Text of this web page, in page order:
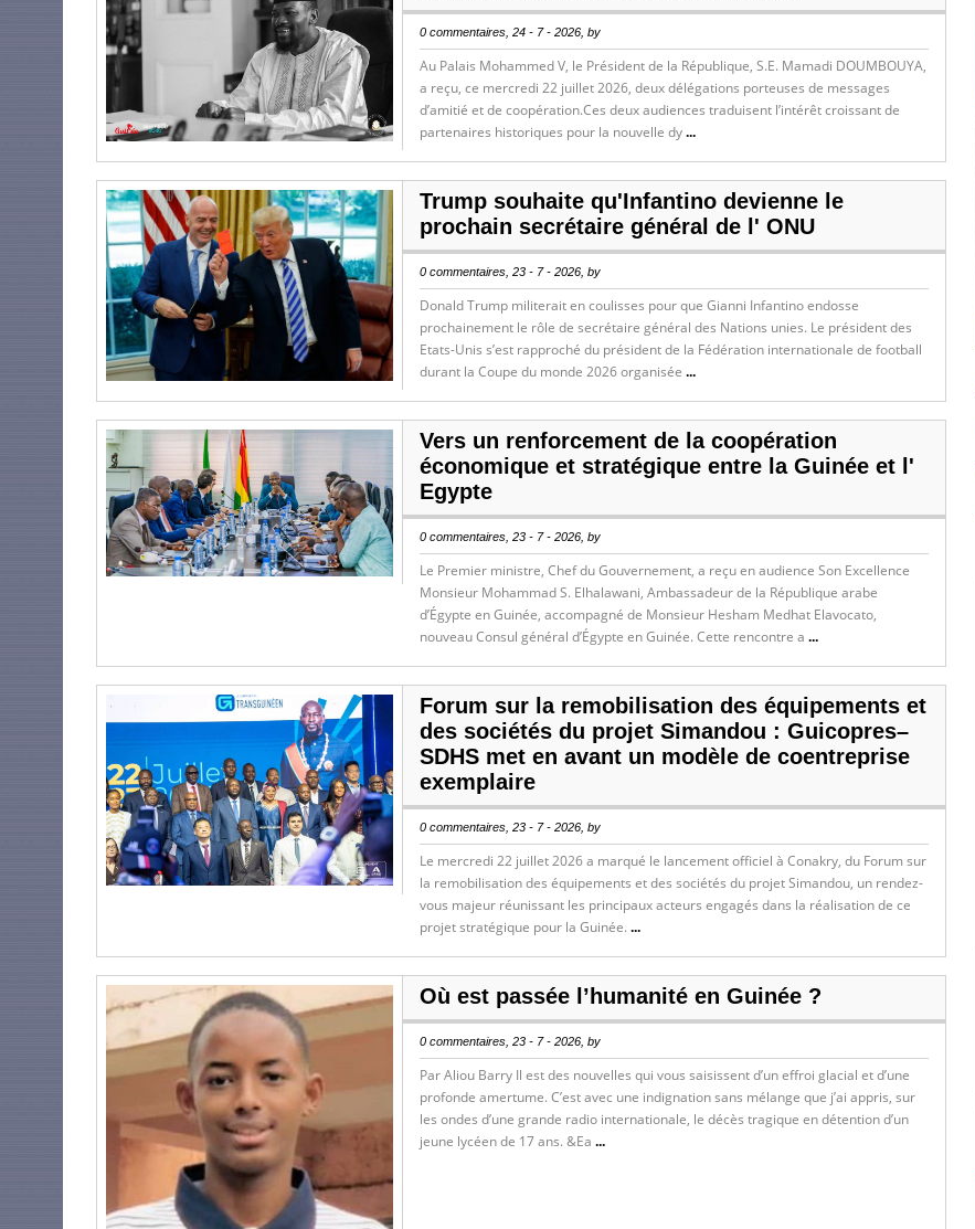
0 commentaires, 24 - 7 - 2026, by
Au Palais Mohammed V, le Président de la République, S.E. Mamadi DOUMBOUYA,
a reçu, ce mercredi 22 juillet 2026, deux délégations porteuses de messages
d’amitié et de coopération.Ces deux audiences traduisent l’intérêt croissant de
partenaires historiques pour la nouvelle dy...
Trump souhaite qu'Infantino devienne le
prochain secrétaire général de l' ONU
0 commentaires, 23 - 7 - 2026, by
Donald Trump militerait en coulisses pour que Gianni Infantino endosse
prochainement le rôle de secrétaire général des Nations unies. Le président des
Etats-Unis s’est rapproché du président de la Fédération internationale de football
durant la Coupe du monde 2026 organisée ...
Vers un renforcement de la coopération
économique et stratégique entre la Guinée et l'
Egypte
0 commentaires, 23 - 7 - 2026, by
Le Premier ministre, Chef du Gouvernement, a reçu en audience Son Excellence
Monsieur Mohammad S. Elhalawani, Ambassadeur de la République arabe
d’Égypte en Guinée, accompagné de Monsieur Hesham Medhat Elavocato,
nouveau Consul général d’Égypte en Guinée. Cette rencontre a ...
Forum sur la remobilisation des équipements et
des sociétés du projet Simandou : Guicopres–
SDHS met en avant un modèle de coentreprise
exemplaire
0 commentaires, 23 - 7 - 2026, by
Le mercredi 22 juillet 2026 a marqué le lancement officiel à Conakry, du Forum sur
la remobilisation des équipements et des sociétés du projet Simandou, un rendez-
vous majeur réunissant les principaux acteurs engagés dans la réalisation de ce
projet stratégique pour la Guinée. ...
Où est passée l’humanité en Guinée ?
0 commentaires, 23 - 7 - 2026, by
Par Aliou Barry Il est des nouvelles qui vous saisissent d’un effroi glacial et d’une
profonde amertume. C’est avec une indignation sans mélange que j’ai appris, sur
les ondes d’une grande radio internationale, le décès tragique en détention d’un
jeune lycéen de 17 ans. &Ea ...